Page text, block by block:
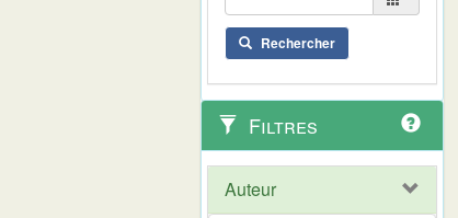
Rechercher
Filtres
Auteur